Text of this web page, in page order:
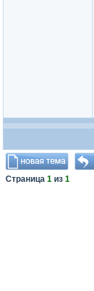
Страница 1 из 1